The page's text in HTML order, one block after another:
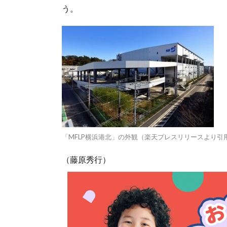
う。
「MFLP横浜港北」の外観（楽天プレスリリースより引
（藤原秀行）